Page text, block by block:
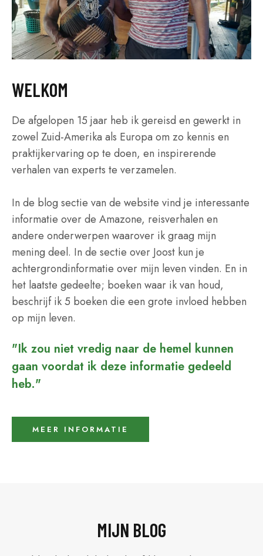
WELKOM
De afgelopen 15 jaar heb ik gereisd en gewerkt in
zowel Zuid-Amerika als Europa om zo kennis en
praktijkervaring op te doen, en inspirerende
verhalen van experts te verzamelen.
In de blog sectie van de website vind je interessante
informatie over de Amazone, reisverhalen en
andere onderwerpen waarover ik graag mijn
mening deel. In de sectie over Joost kun je
achtergrondinformatie over mijn leven vinden. En in
het laatste gedeelte; boeken waar ik van houd,
beschrijf ik 5 boeken die een grote invloed hebben
op mijn leven.
"Ik zou niet vredig naar de hemel kunnen
gaan voordat ik deze informatie gedeeld
heb."
MEER INFORMATIE
MIJN BLOG